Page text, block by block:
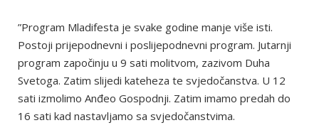
”Program Mladifesta je svake godine manje više isti.
Postoji prijepodnevni i poslijepodnevni program. Jutarnji
program započinju u 9 sati molitvom, zazivom Duha
Svetoga. Zatim slijedi kateheza te svjedočanstva. U 12
sati izmolimo Anđeo Gospodnji. Zatim imamo predah do
16 sati kad nastavljamo sa svjedočanstvima.